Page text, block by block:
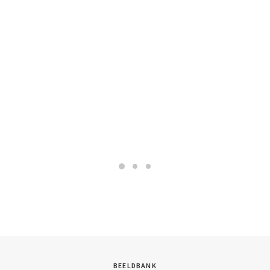
BEELDBANK